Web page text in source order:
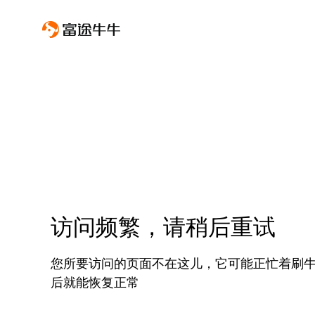
访问频繁，请稍后重试
您所要访问的页面不在这儿，它可能正忙着刷
后就能恢复正常